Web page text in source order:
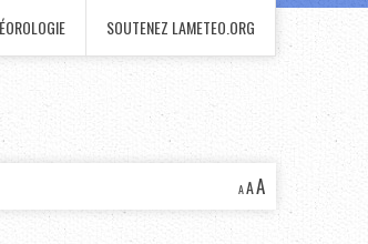
SOUTENEZ LAMETEO.ORG
AAA